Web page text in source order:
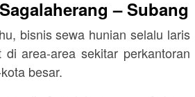
– Subang
bisnis sewa hunian selalu laris
area-area sekitar perkantoran
besar.